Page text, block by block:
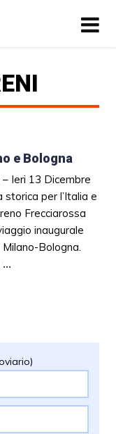
e Bologna
Ieri 13 Dicembre
per l’Italia e
Frecciarossa
inaugurale
Bologna.
...